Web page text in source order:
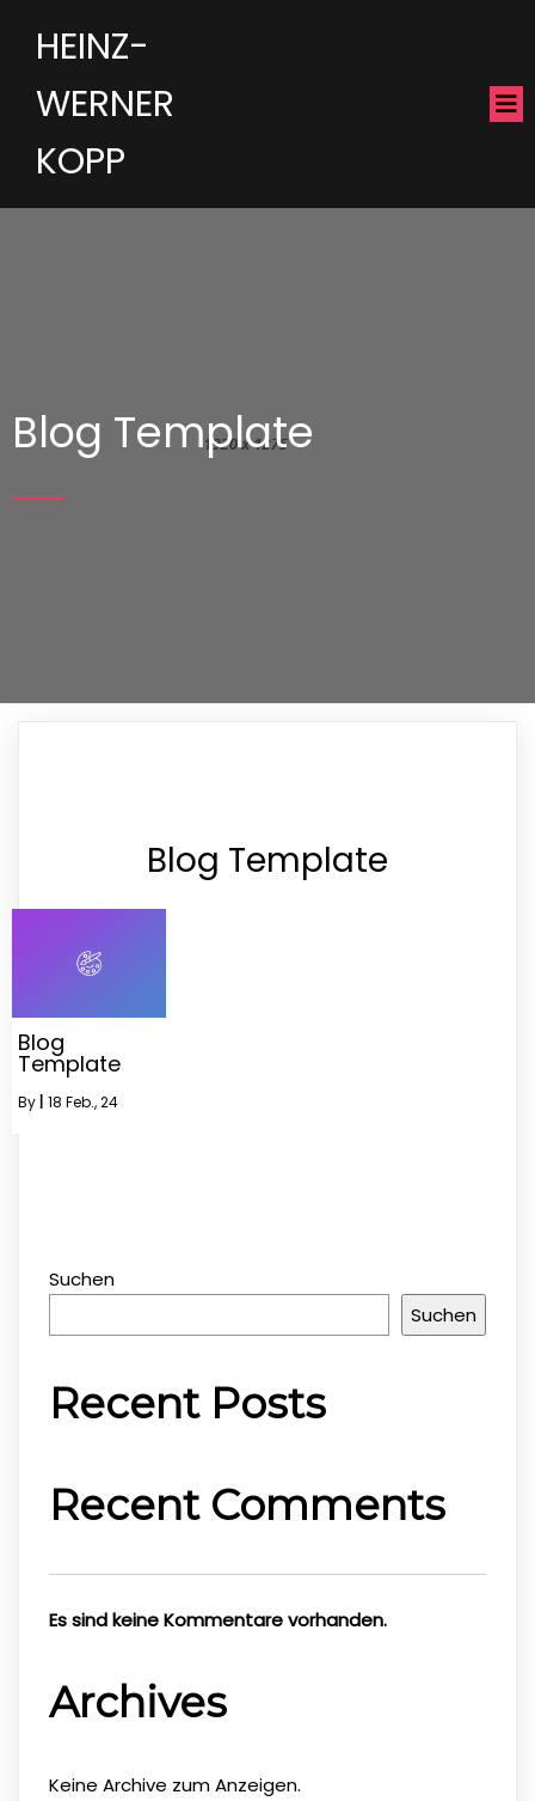
HEINZ-
WERNER
KOPP
Blog Template
Blog Template
Blog
Template
By 18 Feb., 24
Suchen
Suchen
Recent Posts
Recent Comments
Es sind keine Kommentare vorhanden.
Archives
Keine Archive zum Anzeigen.